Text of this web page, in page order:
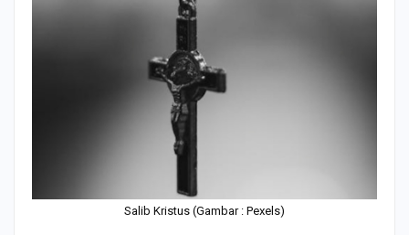
Salib Kristus (Gambar : Pexels)